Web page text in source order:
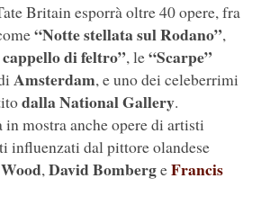
Britain esporrà oltre 40 opere, fra
“Notte stellata sul Rodano”,
di feltro”, le“Scarpe”
Amsterdam, e uno dei celeberrimi
dalla National Gallery.
in mostra anche opere di artisti
influenzati dal pittore olandese
,David BombergeFrancis